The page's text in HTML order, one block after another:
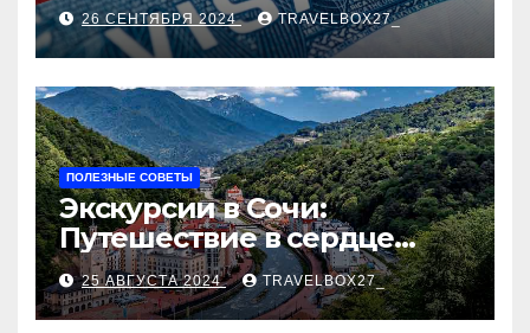
26 СЕНТЯБРЯ 2024 TRAVELBOX27_
ПОЛЕЗНЫЕ СОВЕТЫ
Экскурсии в Сочи:
Путешествие в сердце
Черноморского курорта
25 АВГУСТА 2024 TRAVELBOX27_